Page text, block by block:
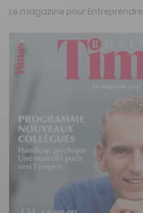
Le magazine pour Entreprendre